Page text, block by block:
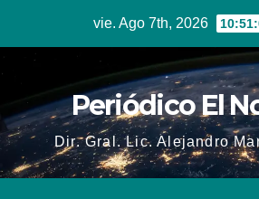
vie. Ago 7th, 2026
Periódico El
Dir. Gral. Lic. Alejandro